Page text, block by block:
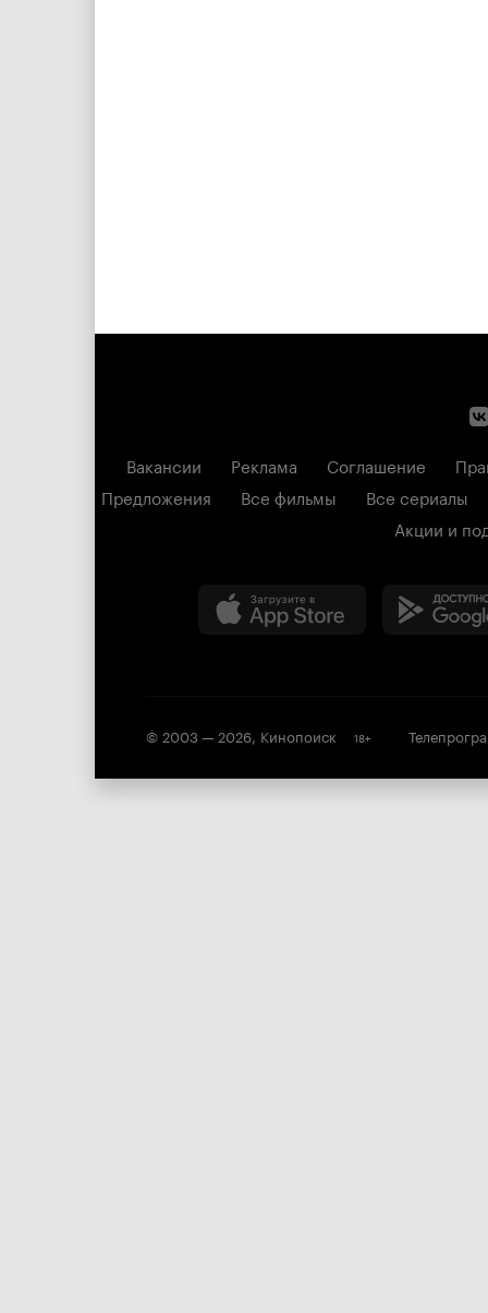
Вакансии Реклама Соглашение
Предложения
Все фильмы
Все сериалы
Акции и
© 2003 — 2026, Кинопоиск 18+